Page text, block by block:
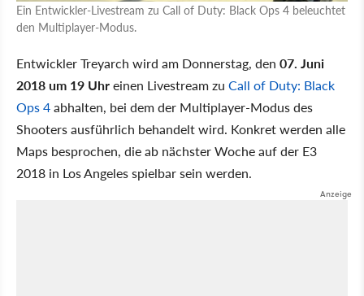
Ein Entwickler-Livestream zu Call of Duty: Black Ops 4 beleuchtet
den Multiplayer-Modus.
Entwickler Treyarch wird am Donnerstag, den 07. Juni
2018 um 19 Uhreinen Livestream zu Call of Duty: Black
Ops 4abhalten, bei dem der Multiplayer-Modus des
Shooters ausführlich behandelt wird. Konkret werden alle
Maps besprochen, die ab nächster Woche auf der E3
2018 in Los Angeles spielbar sein werden.